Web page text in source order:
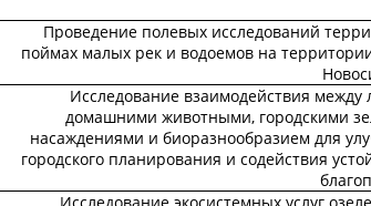
Проведение полевых исследований
поймах малых рек и водоемов на
Исследование взаимодействия между
домашними животными, городскими
насаждениями и биоразнообразием для
городского планирования и содействия